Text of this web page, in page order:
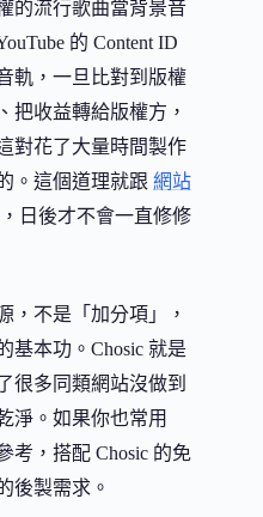
的流行歌曲當背景音
的 Content ID
軌，一旦比對到版權
把收益轉給版權方，
對花了大量時間製作
。這個道理就跟 網站
日後才不會一直修修
，不是「加分項」，
基本功。Chosic 就是
很多同類網站沒做到
淨。如果你也常用
考，搭配 Chosic 的免
後製需求。